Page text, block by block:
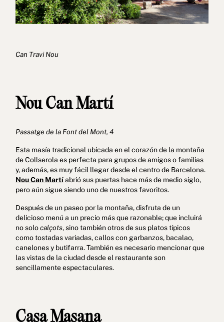
Can Travi Nou
Nou Can Martí
Passatge de la Font del Mont, 4
Esta masía tradicional ubicada en el corazón de la montaña
de Collserola es perfecta para grupos de amigos o familias
y, además, es muy fácil llegar desde el centro de Barcelona.
Nou Can Martíabrió sus puertas hace más de medio siglo,
pero aún sigue siendo uno de nuestros favoritos.
Después de un paseo por la montaña, disfruta de un
delicioso menú a un precio más que razonable; que incluirá
no solocalçots, sino también otros de sus platos típicos
como tostadas variadas, callos con garbanzos, bacalao,
canelones y butifarra. También es necesario mencionar que
las vistas de la ciudad desde el restaurante son
sencillamente espectaculares.
Casa Masana